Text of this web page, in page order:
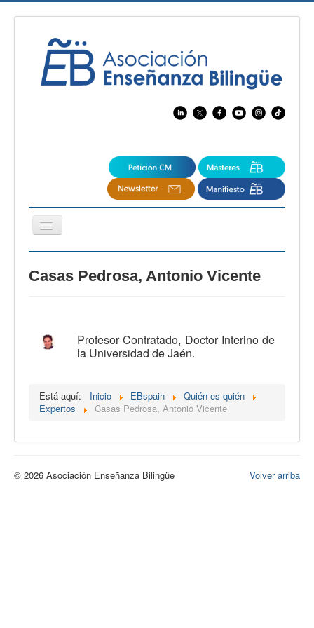
Cambiar
navegación
CertAcleB
Calidad
Artículos
Observatorio EB
Casas Pedrosa, Antonio Vicente
Profesor Contratado, Doctor Interino de
la Universidad de Jaén.
Está aquí: Inicio EBspain
Quién es quién
Expertos
Casas Pedrosa, Antonio Vicente
Volver arriba
© 2026 Asociación Enseñanza Bilingüe